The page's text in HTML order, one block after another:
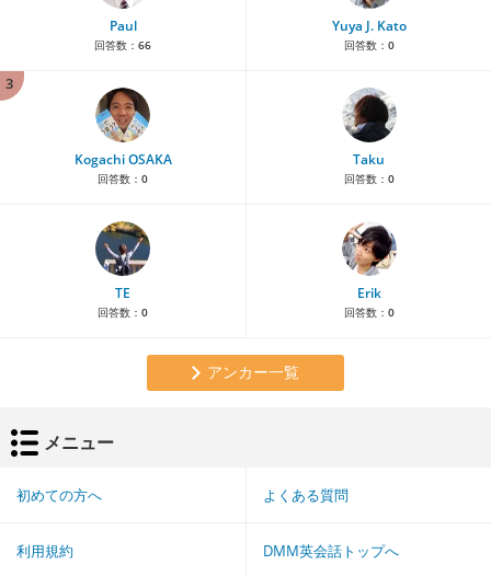
Paul
回答数： 66
Yuya J. Kato
回答数： 0
3
Kogachi OSAKA
回答数： 0
Taku
回答数： 0
TE
回答数： 0
Erik
回答数： 0
アンカー一覧
メニュー
初めての方へ よくある質問
利用規約 DMM英会話トップへ